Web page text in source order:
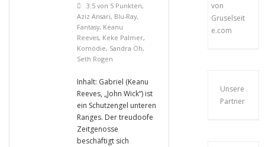
3.5 von 5 Punkten,
Aziz Ansari, Blu-Ray,
Fantasy, Keanu
Reeves, Keke Palmer,
Komödie, Sandra Oh,
Seth Rogen
Inhalt: Gabriel (Keanu
Reeves, „John Wick“) ist
ein Schutzengel unteren
Ranges. Der treudoofe
Zeitgenosse
beschäftigt sich
Unsere
Partner